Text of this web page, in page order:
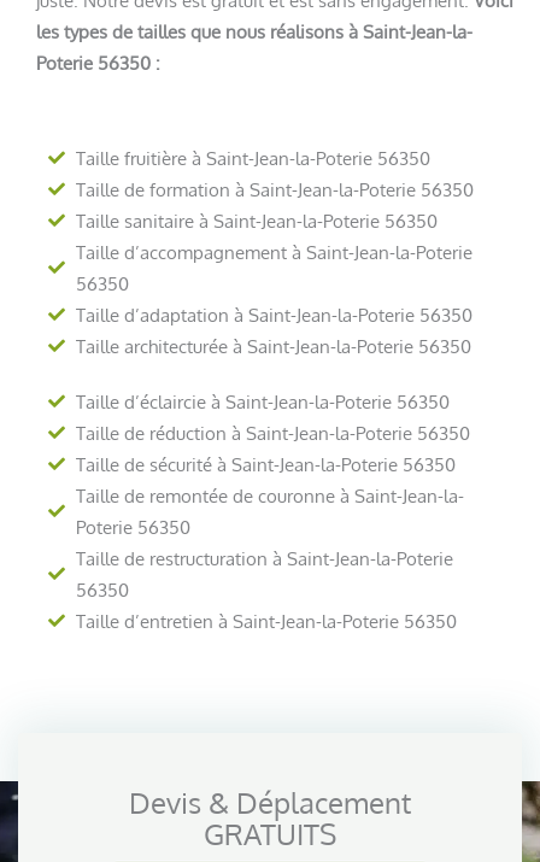
les types de tailles que nous réalisons à Saint-Jean-la-
Poterie 56350 :
Taille fruitière à Saint-Jean-la-Poterie 56350
Taille de formation à Saint-Jean-la-Poterie 56350
Taille sanitaire à Saint-Jean-la-Poterie 56350
Taille d’accompagnement à Saint-Jean-la-Poterie
56350
Taille d’adaptation à Saint-Jean-la-Poterie 56350
Taille architecturée à Saint-Jean-la-Poterie 56350
Taille d’éclaircie à Saint-Jean-la-Poterie 56350
Taille de réduction à Saint-Jean-la-Poterie 56350
Taille de sécurité à Saint-Jean-la-Poterie 56350
Taille de remontée de couronne à Saint-Jean-la-
Poterie 56350
Taille de restructuration à Saint-Jean-la-Poterie
56350
Taille d’entretien à Saint-Jean-la-Poterie 56350
Devis & Déplacement
GRATUITS